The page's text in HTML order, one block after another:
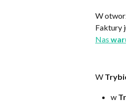
W
Faktury
Nas
W
w